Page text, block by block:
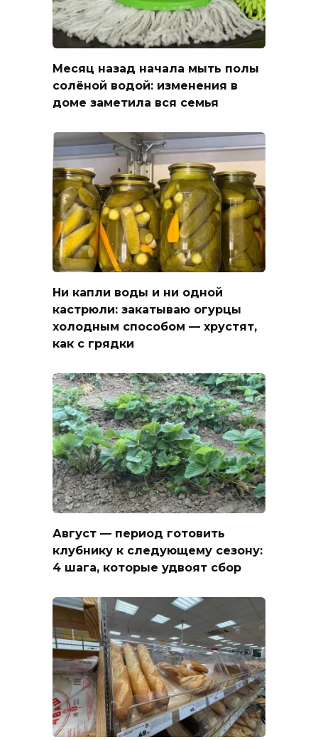
Месяц назад начала мыть полы
солёной водой: изменения в
доме заметила вся семья
Ни капли воды и ни одной
кастрюли: закатываю огурцы
холодным способом — хрустят,
как с грядки
Август — период готовить
клубнику к следующему сезону:
4 шага, которые удвоят сбор